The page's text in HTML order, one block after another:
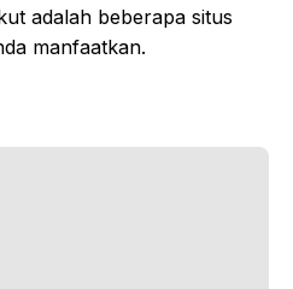
adalah beberapa situs
manfaatkan.